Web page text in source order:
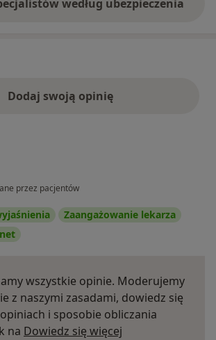
według ubezpieczenia
Dodaj swoją opinię
przez pacjentów
Zaangażowanie lekarza
wszystkie opinie. Moderujemy
z naszymi zasadami, dowiedz się
i sposobie obliczania
na Dowiedz się więcej